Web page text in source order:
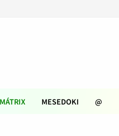
MÁTRIX MESEDOKI @